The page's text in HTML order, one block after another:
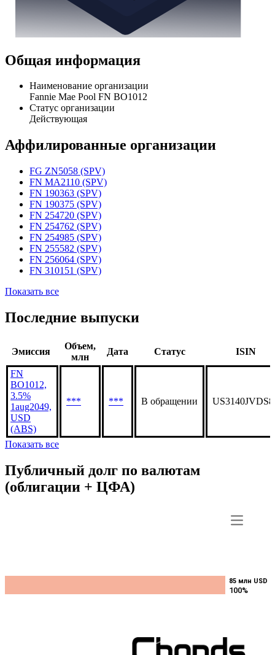
Общая информация
Наименование организации
Fannie Mae Pool FN BO1012
Статус организации
Действующая
Аффилированные организации
FG ZN5058 (SPV)
FN MA2110 (SPV)
FN 190363 (SPV)
FN 190375 (SPV)
FN 254720 (SPV)
FN 254762 (SPV)
FN 254985 (SPV)
FN 255582 (SPV)
FN 256064 (SPV)
FN 310151 (SPV)
Показать все
Последние выпуски
Эмиссия
Объем,
млн
Дата Статус ISIN
FN
BO1012,
3.5%
1aug2049,
USD
(ABS)
*** *** В обращении
Показать все
Публичный долг по валютам
(облигации + ЦФА)
85 млн USD
100%
85 млн USD
100%